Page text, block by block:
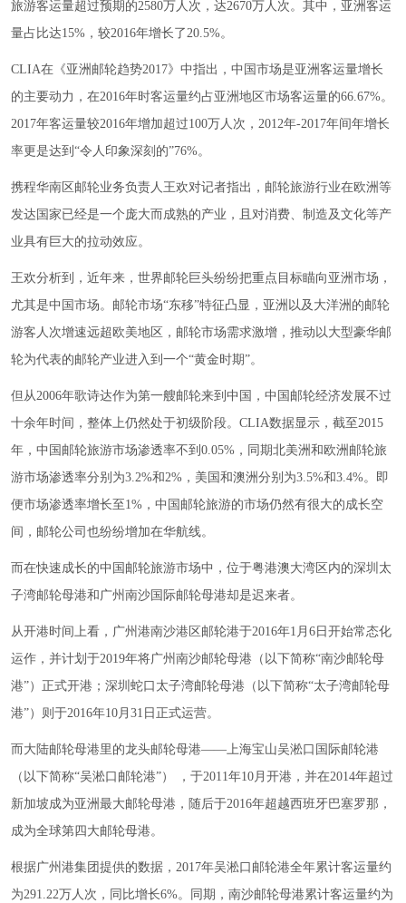
旅游客运量超过预期的2580万人次，达2670万人次。其中，亚洲客运
量占比达15%，较2016年增长了20.5%。
CLIA在《亚洲邮轮趋势2017》中指出，中国市场是亚洲客运量增长
的主要动力，在2016年时客运量约占亚洲地区市场客运量的66.67%。
2017年客运量较2016年增加超过100万人次，2012年-2017年间年增长
率更是达到“令人印象深刻的”76%。
携程华南区邮轮业务负责人王欢对记者指出，邮轮旅游行业在欧洲等
发达国家已经是一个庞大而成熟的产业，且对消费、制造及文化等产
业具有巨大的拉动效应。
王欢分析到，近年来，世界邮轮巨头纷纷把重点目标瞄向亚洲市场，
尤其是中国市场。邮轮市场“东移”特征凸显，亚洲以及大洋洲的邮轮
游客人次增速远超欧美地区，邮轮市场需求激增，推动以大型豪华邮
轮为代表的邮轮产业进入到一个“黄金时期”。
但从2006年歌诗达作为第一艘邮轮来到中国，中国邮轮经济发展不过
十余年时间，整体上仍然处于初级阶段。CLIA数据显示，截至2015
年，中国邮轮旅游市场渗透率不到0.05%，同期北美洲和欧洲邮轮旅
游市场渗透率分别为3.2%和2%，美国和澳洲分别为3.5%和3.4%。即
便市场渗透率增长至1%，中国邮轮旅游的市场仍然有很大的成长空
间，邮轮公司也纷纷增加在华航线。
而在快速成长的中国邮轮旅游市场中，位于粤港澳大湾区内的深圳太
子湾邮轮母港和广州南沙国际邮轮母港却是迟来者。
从开港时间上看，广州港南沙港区邮轮港于2016年1月6日开始常态化
运作，并计划于2019年将广州南沙邮轮母港（以下简称“南沙邮轮母
港”）正式开港；深圳蛇口太子湾邮轮母港（以下简称“太子湾邮轮母
港”）则于2016年10月31日正式运营。
而大陆邮轮母港里的龙头邮轮母港——上海宝山吴淞口国际邮轮港
（以下简称“吴淞口邮轮港”） ，于2011年10月开港，并在2014年超过
新加坡成为亚洲最大邮轮母港，随后于2016年超越西班牙巴塞罗那，
成为全球第四大邮轮母港。
根据广州港集团提供的数据，2017年吴淞口邮轮港全年累计客运量约
为291.22万人次，同比增长6%。同期，南沙邮轮母港累计客运量约为